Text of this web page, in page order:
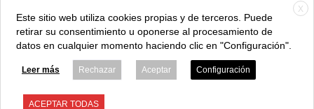
881 |Política de privacidad|Aviso legal |Política de cookies
X
Este sitio web utiliza cookies propias y de terceros. Puede
retirar su consentimiento u oponerse al procesamiento de
datos en cualquier momento haciendo clic en "Configuración".
Leer más Rechazar Aceptar Configuración
ACEPTAR TODAS